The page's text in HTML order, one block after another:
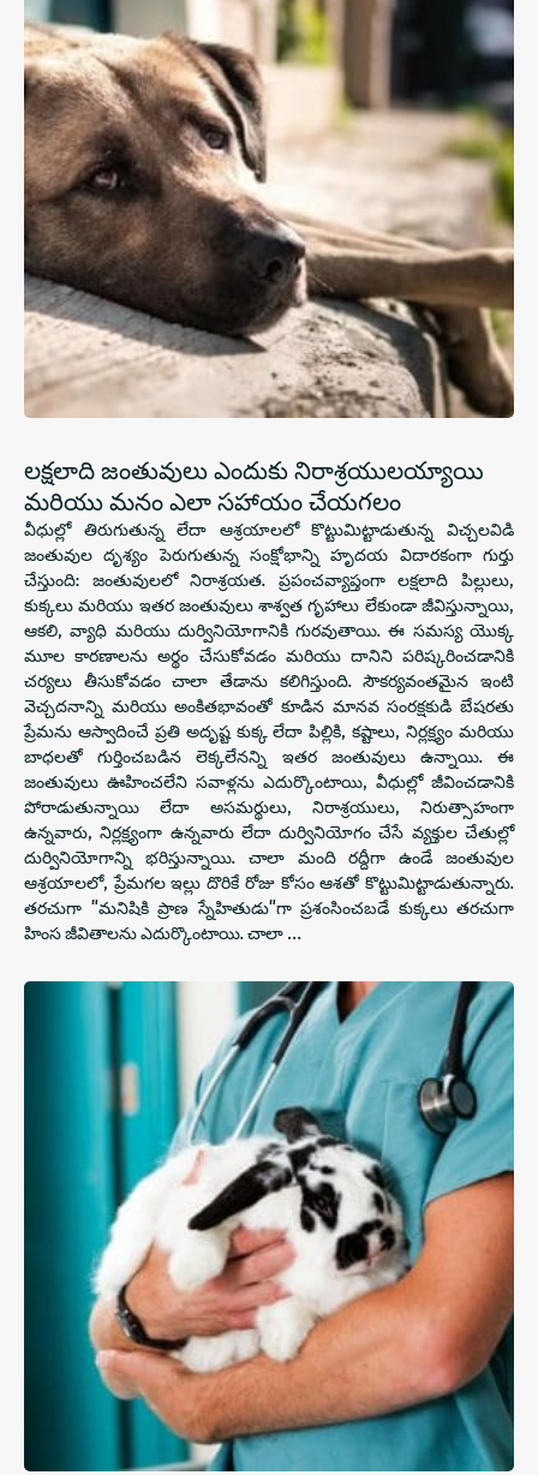
లక్షలాది జంతువులు ఎందుకు నిరాశ్రయులయ్యాయి
మరియు మనం ఎలా సహాయం చేయగలం
వీధుల్లో తిరుగుతున్న లేదా ఆశ్రయాలలో కొట్టుమిట్టాడుతున్న విచ్చలవిడి
జంతువుల దృశ్యం పెరుగుతున్న సంక్షోభాన్ని హృదయ విదారకంగా గుర్తు
చేస్తుంది: జంతువులలో నిరాశ్రయత. ప్రపంచవ్యాప్తంగా లక్షలాది పిల్లులు,
కుక్కలు మరియు ఇతర జంతువులు శాశ్వత గృహాలు లేకుండా జీవిస్తున్నాయి,
ఆకలి, వ్యాధి మరియు దుర్వినియోగానికి గురవుతాయి. ఈ సమస్య యొక్క
మూల కారణాలను అర్థం చేసుకోవడం మరియు దానిని పరిష్కరించడానికి
చర్యలు తీసుకోవడం చాలా తేడాను కలిగిస్తుంది. సౌకర్యవంతమైన ఇంటి
వెచ్చదనాన్ని మరియు అంకితభావంతో కూడిన మానవ సంరక్షకుడి బేషరతు
ప్రేమను ఆస్వాదించే ప్రతి అదృష్ట కుక్క లేదా పిల్లికి, కష్టాలు, నిర్లక్ష్యం మరియు
బాధలతో గుర్తించబడిన లెక్కలేనన్ని ఇతర జంతువులు ఉన్నాయి. ఈ
జంతువులు ఊహించలేని సవాళ్లను ఎదుర్కొంటాయి, వీధుల్లో జీవించడానికి
పోరాడుతున్నాయి లేదా అసమర్థులు, నిరాశ్రయులు, నిరుత్సాహంగా
ఉన్నవారు, నిర్లక్ష్యంగా ఉన్నవారు లేదా దుర్వినియోగం చేసే వ్యక్తుల చేతుల్లో
దుర్వినియోగాన్ని భరిస్తున్నాయి. చాలా మంది రద్దీగా ఉండే జంతువుల
ఆశ్రయాలలో, ప్రేమగల ఇల్లు దొరికే రోజు కోసం ఆశతో కొట్టుమిట్టాడుతున్నారు.
తరచుగా "మనిషికి ప్రాణ స్నేహితుడు"గా ప్రశంసించబడే కుక్కలు తరచుగా
హింస జీవితాలను ఎదుర్కొంటాయి. చాలా …